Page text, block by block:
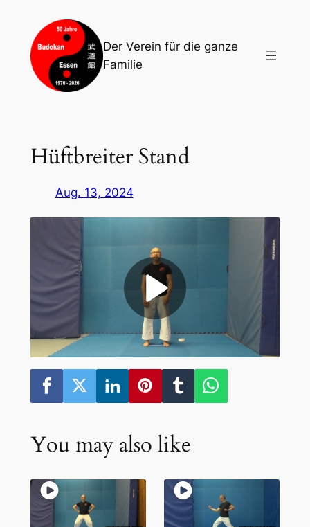
springen
Der Verein für die ganze
Familie
Hüftbreiter Stand
Aug. 13, 2024
You may also like